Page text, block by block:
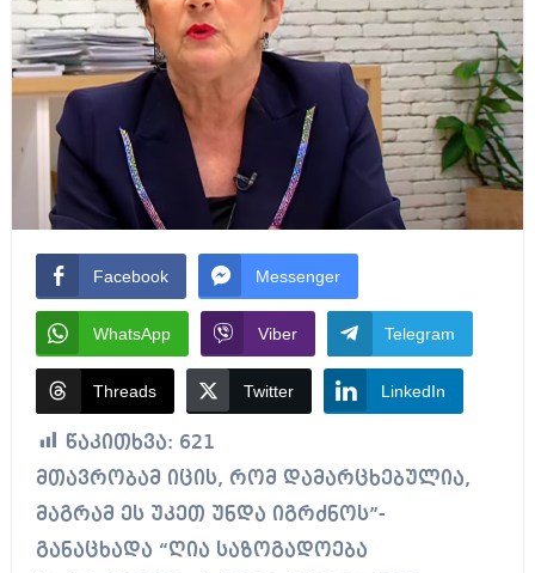
Facebook Messenger
WhatsApp Viber Telegram
Threads Twitter LinkedIn
წაკითხვა: 621
მთავრობამ იცის, რომ დამარცხებულია,
მაგრამ ეს უკეთ უნდა იგრძნოს”-
განაცხადა “ღია საზოგადოება